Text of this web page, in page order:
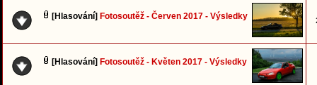
[Hlasování] Fotosoutěž - Červen 2017 - Výsledky
[Hlasování] Fotosoutěž - Květen 2017 - Výsledky